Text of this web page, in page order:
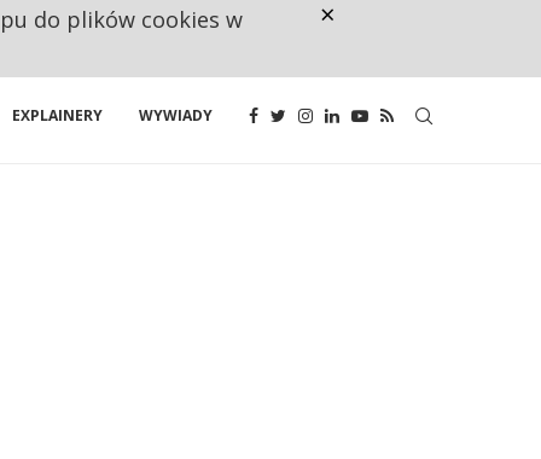
EXPLAINERY WYWIADY
do plików cookies w ×